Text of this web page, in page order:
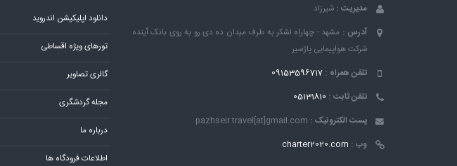
مدیریت : شیرزاد
آدرس : مشهد - چهاراه لشکر به طرف میدان ده دی رو به روی بانک ٱینده
شرکت هواپیمایی پاژسیر
تلفن همراه : 09153596717
تلفن ثابت : 05131810
پست الکترونیک : pazhseir.travel[at]gmail.com
وب : charter2020.com
دانلود اپلیکیشن اندروید
تورهای ویژه اقساطی
گالری تصاویر
مجله گردشگری
درباره ما
اطلاعات فرودگاه ها